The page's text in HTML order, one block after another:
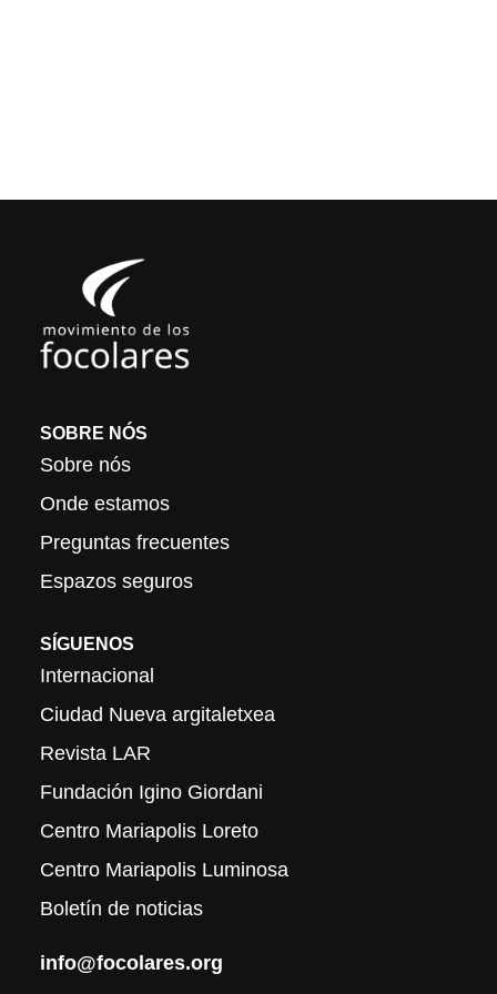
SOBRE NÓS
Sobre nós
Onde estamos
Preguntas frecuentes
Espazos seguros
SÍGUENOS
Internacional
Ciudad Nueva argitaletxea
Revista LAR
Fundación Igino Giordani
Centro Mariapolis Loreto
Centro Mariapolis Luminosa
Boletín de noticias
info@focolares.org